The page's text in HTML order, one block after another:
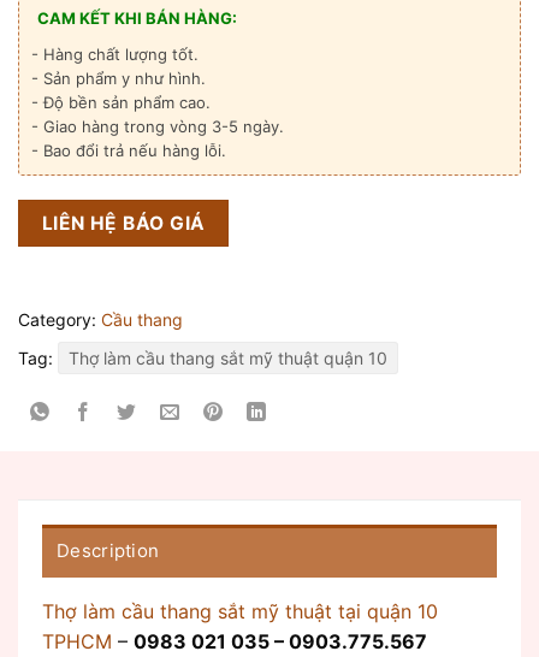
CAM KẾT KHI BÁN HÀNG:
- Hàng chất lượng tốt.
- Sản phẩm y như hình.
- Độ bền sản phẩm cao.
- Giao hàng trong vòng 3-5 ngày.
- Bao đổi trả nếu hàng lỗi.
LIÊN HỆ BÁO GIÁ
Category: Cầu thang
Tag:
Thợ làm cầu thang sắt mỹ thuật quận 10
Description
Thợ làm cầu thang sắt mỹ thuật tại quận 10
TPHCM – 0983 021 035 – 0903.775.567